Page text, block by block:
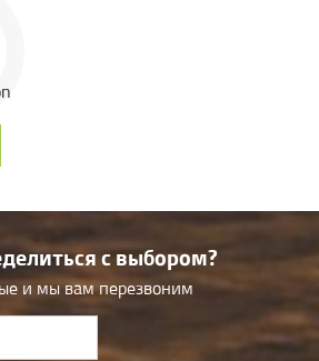
с выбором?
и мы вам перезвоним